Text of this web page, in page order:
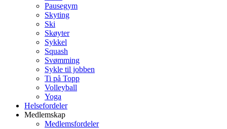
Pausegym
Skyting
Ski
Skøyter
Sykkel
Squash
Svømming
Sykle til jobben
Ti på Topp
Volleyball
Yoga
Helsefordeler
Medlemskap
Medlemsfordeler